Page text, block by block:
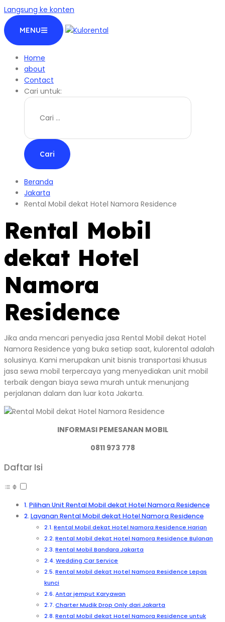
Langsung ke konten
MENU
Home
about
Contact
Cari untuk:
Beranda
Jakarta
Rental Mobil dekat Hotel Namora Residence
Rental Mobil
dekat Hotel
Namora
Residence
Jika anda mencari penyedia jasa Rental Mobil dekat Hotel
Namora Residence yang buka setiap saat, kulorental adalah
solusinya. Kami merupakan unit bisnis transportasi khusus
jasa sewa mobil terpercaya yang menyediakan unit mobil
terbaik dengan biaya sewa murah untuk menunjang
perjalanan dalam dan luar kota Jakarta.
INFORMASI PEMESANAN MOBIL
0811 973 778
Daftar Isi
Pilihan Unit Rental Mobil dekat Hotel Namora Residence
Layanan Rental Mobil dekat Hotel Namora Residence
Rental Mobil dekat Hotel Namora Residence Harian
Rental Mobil dekat Hotel Namora Residence Bulanan
Rental Mobil Bandara Jakarta
Wedding Car Service
Rental Mobil dekat Hotel Namora Residence Lepas
kunci
Antar jemput Karyawan
Charter Mudik Drop Only dari Jakarta
Rental Mobil dekat Hotel Namora Residence untuk